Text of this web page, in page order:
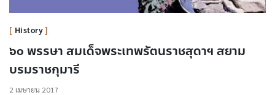
History
๖๐ พรรษา สมเด็จพระเทพรัตนราชสุดาฯ สยาม
บรมราชกุมารี
2 เมษายน 2017